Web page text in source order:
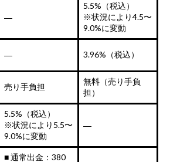
―
5.5%（税込）
※状況により4.5〜
9.0%に変動
― 3.96%（税込）
売り手負担
無料（売り手負
担）
5.5%（税込）
※状況により5.5〜
9.0%に変動
―
■ 通常出金：380